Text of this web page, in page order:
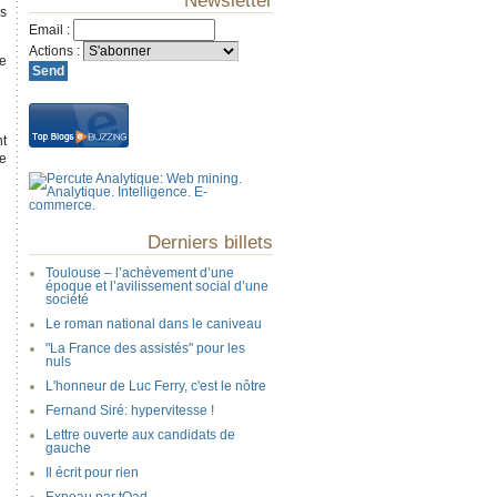
Email :
Actions :
Derniers billets
Toulouse – l’achèvement d’une
époque et l’avilissement social d’une
société
Le roman national dans le caniveau
"La France des assistés" pour les
nuls
L'honneur de Luc Ferry, c'est le nôtre
Fernand Siré: hypervitesse !
Lettre ouverte aux candidats de
gauche
Il écrit pour rien